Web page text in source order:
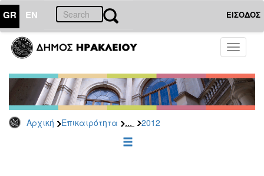
GR EN ΕΙΣΟΔΟΣ
Toggle
Αρχική Επικαιρότητα ... 2012
ΕΠΙΚΑΙΡΟΤΗΤΑ
Τύπου
Αρχείο
2026
2025